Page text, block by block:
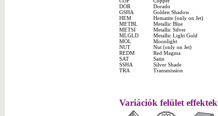
DOR
Dorado
GSHA
Golden Shadow
HEM
Hematite (only on Jet)
METBL
Metallic Blue
METSI
Metallic Silver
MLGLD
Metallic Light Gold
MOL
Moonlight
NUT
Nut (only on Jet)
REDM
Red Magma
SAT
Satin
SSHA
Silver Shade
TRA
Transmission
Variációk felület